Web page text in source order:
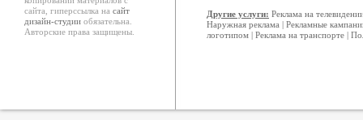
сайта, гиперссылка на сайт
дизайн-студии обязательна.
Авторские права защищены.
Другие услуги: Реклама на
Наружная реклама | Рекламные
логотипом | Реклама на транспорте |